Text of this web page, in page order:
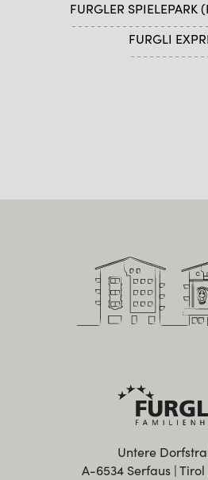
FURGLER
FURGLI
Untere
A-6534 Serfaus |